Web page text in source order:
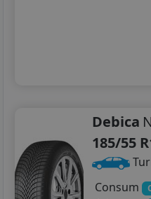
Debica
185/55
Consum